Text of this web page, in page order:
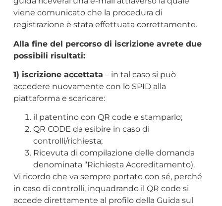
viene comunicato che la procedura di
registrazione è stata effettuata correttamente.
Alla fine del percorso di iscrizione avrete due
possibili risultati:
1) iscrizione accettata – in tal caso si può
accedere nuovamente con lo SPID alla
piattaforma e scaricare:
il patentino con QR code e stamparlo;
QR CODE da esibire in caso di
controlli/richiesta;
Ricevuta di compilazione delle domanda
denominata “Richiesta Accreditamento).
Vi ricordo che va sempre portato con sé, perché
in caso di controlli, inquadrando il QR code si
accede direttamente al profilo della Guida sul